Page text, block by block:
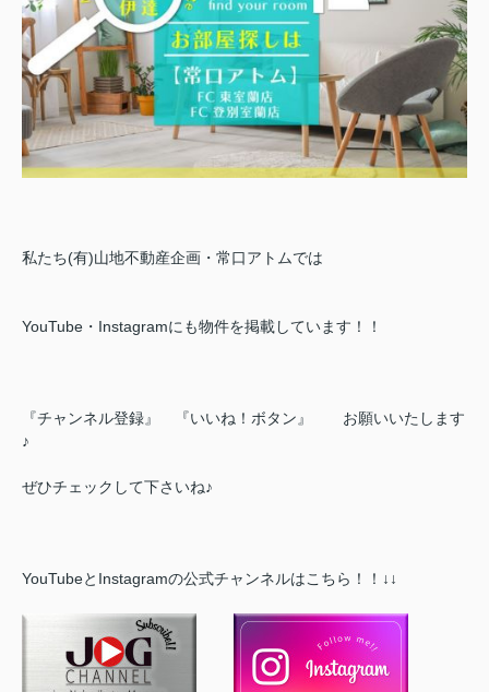
私たち(有)山地不動産企画・常口アトムでは
YouTube・Instagramにも物件を掲載しています！！
『チャンネル登録』 『いいね！ボタン』 お願いいたします
♪
ぜひチェックして下さいね♪
YouTubeとInstagramの公式チャンネルはこちら！！↓↓